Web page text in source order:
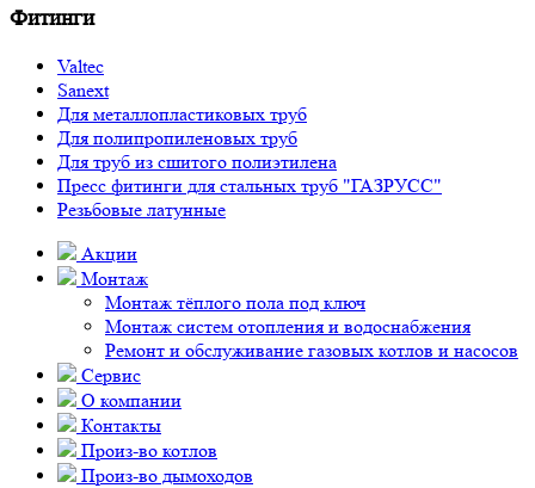
Фитинги
Valtec
Sanext
Для металлопластиковых труб
Для полипропиленовых труб
Для труб из сшитого полиэтилена
Пресс фитинги для стальных труб "ГАЗРУСС"
Резьбовые латунные
Акции
Монтаж
Монтаж тёплого пола под ключ
Монтаж систем отопления и водоснабжения
Ремонт и обслуживание газовых котлов и насосов
Сервис
О компании
Контакты
Произ-во котлов
Произ-во дымоходов